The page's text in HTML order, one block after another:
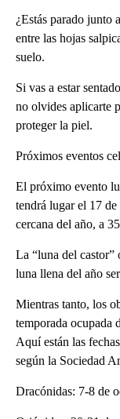
¿Estás parado junto
entre las hojas
suelo.
Si vas a estar
no olvides aplicarte
proteger la piel.
Próximos eventos
El próximo evento
tendrá lugar el 17 de
cercana del año, a
La “luna del
luna llena del año
Mientras tanto, los
temporada ocupada
Aquí están las
según la Sociedad
Dracónidas: 7-8 de